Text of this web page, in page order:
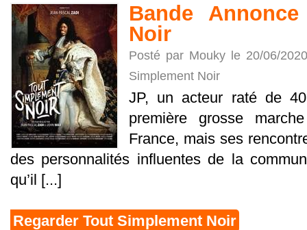
Bande
Noir
Posté par Mouky le 20/06/
Simplement Noir
JP, un acteur raté de
première grosse
France, mais ses
des personnalités influentes de la
qu’il [...]
Regarder Tout Simplement Noir